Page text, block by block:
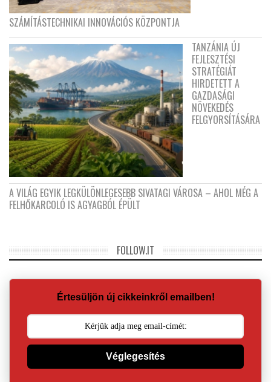
SZÁMÍTÁSTECHNIKAI INNOVÁCIÓS KÖZPONTJA
TANZÁNIA ÚJ
FEJLESZTÉSI
STRATÉGIÁT
HIRDETETT A
GAZDASÁGI
NÖVEKEDÉS
FELGYORSÍTÁSÁRA
A VILÁG EGYIK LEGKÜLÖNLEGESEBB SIVATAGI VÁROSA – AHOL MÉG A
FELHŐKARCOLÓ IS AGYAGBÓL ÉPÜLT
FOLLOW.IT
Értesüljön új cikkeinkről emailben!
Véglegesítés